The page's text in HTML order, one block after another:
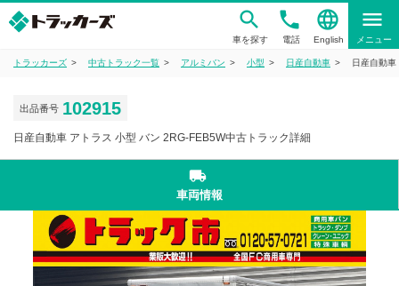
車を探す
phone
電話
language
English
menu
メニュー
トラッカーズ 中古トラック一覧 アルミバン 小型 日産自動車 日産自動
出品番号 102915
日産自動車 アトラス 小型 バン 2RG-FEB5W中古トラック詳細
local_shipping
車両情報